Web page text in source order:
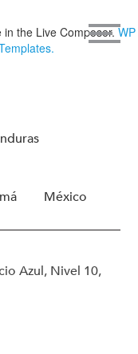
the Live Composer.WP
México
Azul, Nivel 10,